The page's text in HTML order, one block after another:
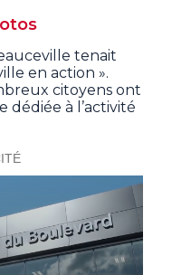
tenait
en action ».
citoyens ont
dédiée à l’activité